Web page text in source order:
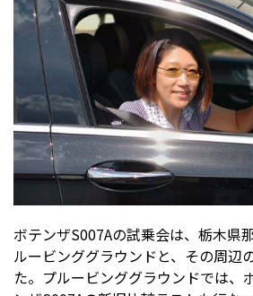
ボテンザS007Aの試乗会は、栃木県
ルービンググラウンドと、その周辺
た。プルービンググラウンドでは、